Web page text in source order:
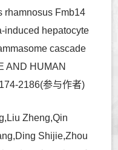
rhamnosus Fmb14
induced hepatocyte
cascade
AND HUMAN
2186(参与作者)
Zheng,Qin
Shijie,Zhou